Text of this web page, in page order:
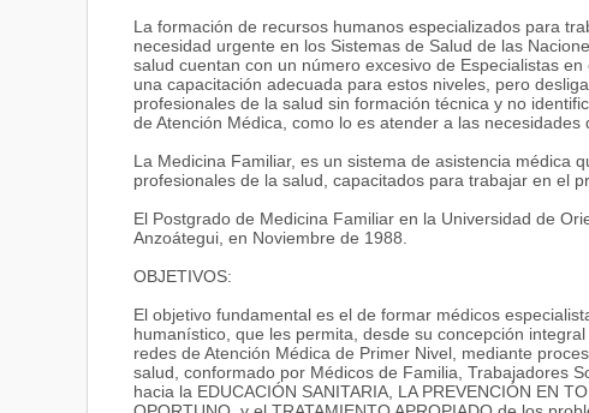
La formación de recursos humanos especializados para
necesidad urgente en los Sistemas de Salud de las
salud cuentan con un número excesivo de Especialistas
una capacitación adecuada para estos niveles, pero
profesionales de la salud sin formación técnica y no
de Atención Médica, como lo es atender a las necesidades
La Medicina Familiar, es un sistema de asistencia médica
profesionales de la salud, capacitados para trabajar en el
El Postgrado de Medicina Familiar en la Universidad de
Anzoátegui, en Noviembre de 1988.
OBJETIVOS:
El objetivo fundamental es el de formar médicos
humanístico, que les permita, desde su concepción
redes de Atención Médica de Primer Nivel, mediante
salud, conformado por Médicos de Familia, Trabajadores
hacia la EDUCACIÓN SANITARIA, LA PREVENCIÓN EN